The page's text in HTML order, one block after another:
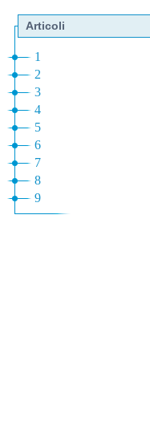
Articoli
1
2
3
4
5
6
7
8
9